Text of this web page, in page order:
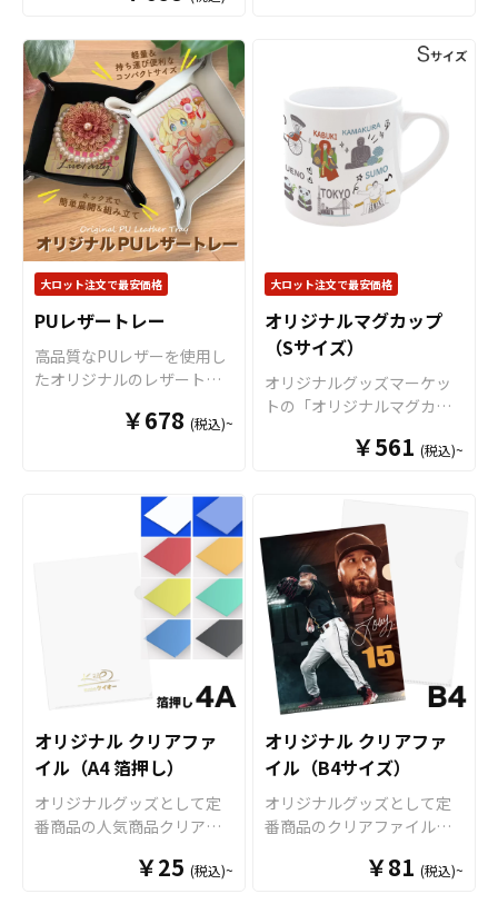
トの「オリジナルマグカッ
厚生省告示大370号に適合し
ておりますので、一般的な
食器として安心してご使用
いただけます。もちろん電
子レンジも問題なくご使用
いただけます。長期に渡り
安心してご使用いただける
商品です。 さらに、すべて
国内工場での印刷ですので
安心のクオリティで、自信
を持ってお届けできる商品
です。取扱いバリエーショ
ンは、定番のホワイトカラ
ーですとＳ・Ｍ・Ｌと3種類
のサイズのご用意がござい
まして、その他、持ち手と
内部に色が付いてツートン
グカップの作成が可能で
す。 お客様のアイディアや
ニーズに合わせたオリジナ
ルマグカップを製作いたし
ます。短納期、小ロットで
の対応も可能でございます
ので、ご相談ください。 お
客様はデザインをご入稿い
ただくだけでオリジナル商
品として販売していただく
ことが可能です。 ご使用上
の注意事項 ・金属タワシ、
ミガキ粉などの硬いもので
こすりますと、マグカップ
の表面に傷がつく恐れがあ
ナー、ガラスクリーナー、
るマグカップが作成可能な2
トーンカラーのマグカップ
です。オリジナルグッズと
して、コンサートグッズ、
アーティストグッズ、キャ
ラクターグッズ、ノベルテ
ィー、お土産品など色々な
場面で活躍します。 特に
オリジナルグッズマーケッ
トのマグカップはオプショ
ンで上下いっぱいにプリン
トが可能な「ワイドプリン
ト」に対応可能ですので、
キャラクターを大きくプリ
ントするアニメグッズや、
販用グッズにも最適です。
厚生省告示大370号に適合し
ておりますので、一般的な
食器として安心してご使用
いただけます。もちろん電
子レンジも問題なくご使用
いただけます。長期に渡り
安心してご使用いただける
商品です。 さらに、すべて
国内工場での印刷ですので
を持ってお届けできる商品
です。取扱いバリエーショ
ンは、定番のホワイトカラ
ーですとＳ・Ｍ・Ｌと3種類
のサイズのご用意がござい
まして、その他、持ち手と
内部に色が付いてツートン
質のオフセット印刷で、写
色で仕上がります。超音波
圧着なので溶着部分にも印
刷でき、溶着部分も含めた
全面印刷が可能です。イラ
ストやロゴを大きく印刷し
てエンドユーザーにアピー
リジナル クリアファイルは
様々なシーンで活躍しま
す！例えば、会社・店舗情
報やメイン商材を印刷する
ことで、優秀な販促ツール
となります。キャラクター
グッズやノベルティ、企
トグッズはもちろん、学
てもご利用頂けます。 販売
に必要な資材も取り揃えて
おりますので、お客様には
デザインをご入稿いただく
だけでオリジナル商品とし
て販売していただくことが
できます。国内生産で小ロ
ットからの制作も承ってお
りますので、お気軽にご相
談ください。
大ロット注文で最安価格
PUレザートレー
高品質なPUレザーを使用し
たオリジナルのレザートレ
ているため折りたたみが可
計・鍵・印鑑・指輪などの
小物収納としてあらゆると
ころで大活躍します。アニ
メグッズやアーティストグ
ッズとしてはもちろん、販
促品・ノベルティアイテム
としてもオススメです。店
舗ロゴなどを印刷すること
でお店の陳列用ケースとし
てや、おしゃれなキャッシ
ュトレー/マネートレーとし
てもご利用いただけます。
販売に必要な資材も取り揃
えておりますので、お客様
にはデザインをご入稿いた
として販売していただくこ
￥678 (税込)~
大ロット注文で最安価格
オリジナルマグカップ
（Sサイズ）
オリジナルグッズマーケッ
トの「オリジナルマグカッ
なマグカップにいろんなデ
ントがよく映えるので、オ
リジナルグッズ製作におす
すめな商品です。 マグカ
ップは、オリジナルグッズ
として、コンサートグッ
ズ、アーティストグッズ、
キャラクターグッズ、ノベ
ルティー、お土産品など
色々な場面で活躍します。
特にオリジナルグッズマ
ーケットのマグカップはオ
プションで上下いっぱいに
プリントが可能な「ワイド
プリント」に対応可能です
くプリントするアニメグッ
￥561 (税込)~
オリジナル クリアファ
イル（A4 箔押し）
オリジナルグッズとして定
番商品の人気商品クリアフ
マーケットのクリアファイ
￥25 (税込)~
オリジナル クリアファ
イル（B4サイズ）
オリジナルグッズとして定
番商品のクリアファイル。
トのクリアファイルは厚み
￥81 (税込)~